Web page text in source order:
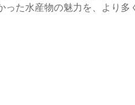
た水産物の魅力を、より多